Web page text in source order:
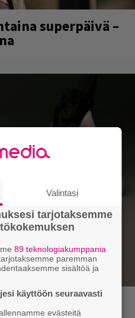
superpäivä –
juhlii
Valintasi
tarjotaksemme
89 teknologiakumppania
paremman
sisältöä ja
käyttöön seuraavasti
evästeitä